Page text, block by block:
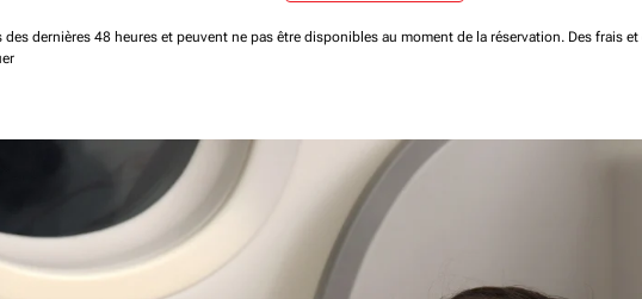
dernières 48 heures et peuvent ne pas être disponibles au moment de la réservation. Des frais